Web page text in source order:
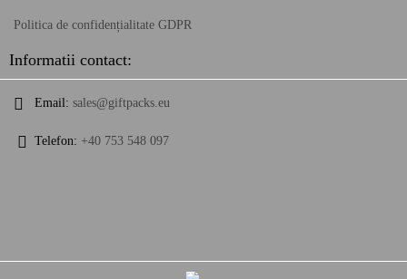
Politica de confidențialitate GDPR
Informatii contact:
Email: sales@giftpacks.eu
Telefon: +40 753 548 097